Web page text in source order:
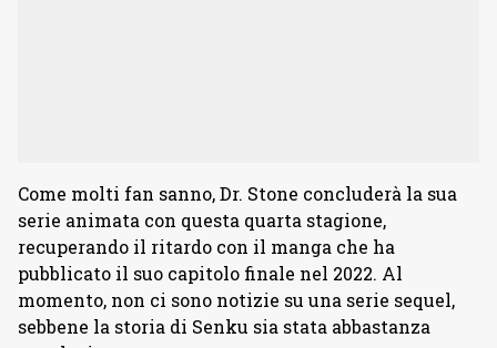
Come molti fan sanno, Dr. Stone concluderà la sua
serie animata con questa quarta stagione,
recuperando il ritardo con il manga che ha
pubblicato il suo capitolo finale nel 2022. Al
momento, non ci sono notizie su una serie sequel,
sebbene la storia di Senku sia stata abbastanza